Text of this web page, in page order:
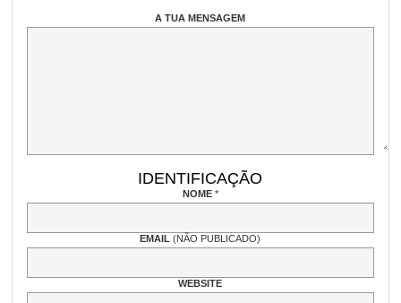
A TUA MENSAGEM
IDENTIFICAÇÃO
NOME *
EMAIL(NÃO PUBLICADO)
WEBSITE